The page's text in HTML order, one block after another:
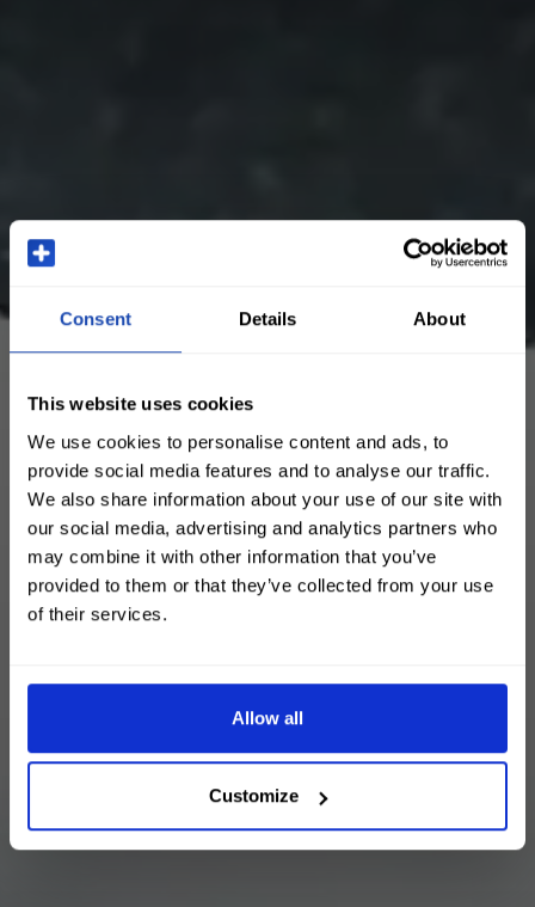
Consent Details About
This website uses cookies
We use cookies to personalise content and ads, to
provide social media features and to analyse our traffic.
We also share information about your use of our site with
our social media, advertising and analytics partners who
may combine it with other information that you’ve
provided to them or that they’ve collected from your use
of their services.
Allow all
Customize